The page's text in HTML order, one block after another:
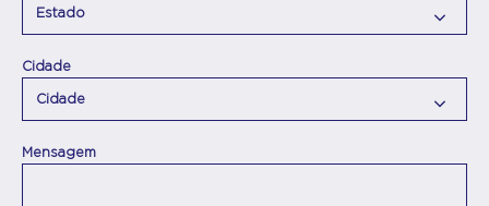
Cidade
Mensagem